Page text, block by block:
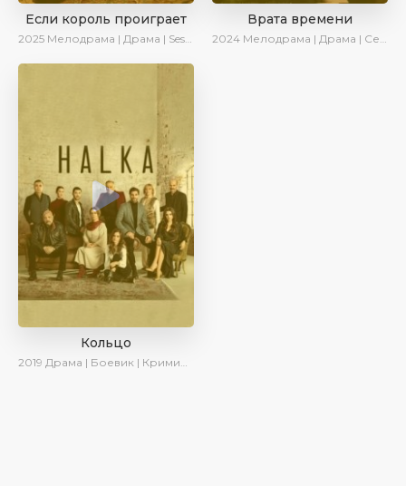
Если король проиграет
2025 Мелодрама | Драма | SesDizi | Ирина Котова | AlisaDirilis | Turok1990 | Новинки | Сериалы 2025
Врата времени
2024 Мелодрама | Драма | Сериалы 2024
Кольцо
2019 Драма | Боевик | Криминал